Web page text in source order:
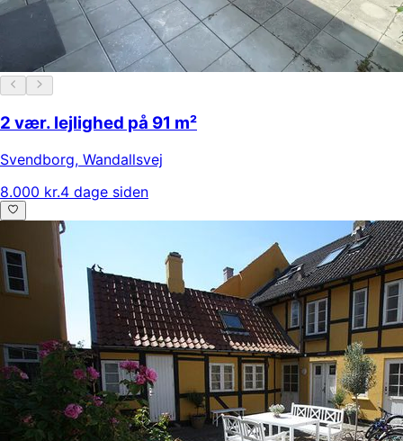
2 vær. lejlighed på 91 m²
Svendborg, Wandallsvej
8.000 kr.4 dage siden